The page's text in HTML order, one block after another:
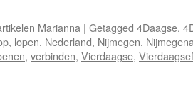
Marianna | Getagged 4Daagse,
, lopen, Nederland, Nijmegen,
, verbinden, Vierdaagse,